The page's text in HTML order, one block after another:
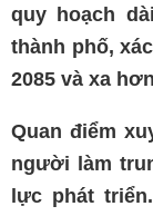
quy hoạch
thành phố,
2085 và xa
Quan điểm
người làm
lực phát